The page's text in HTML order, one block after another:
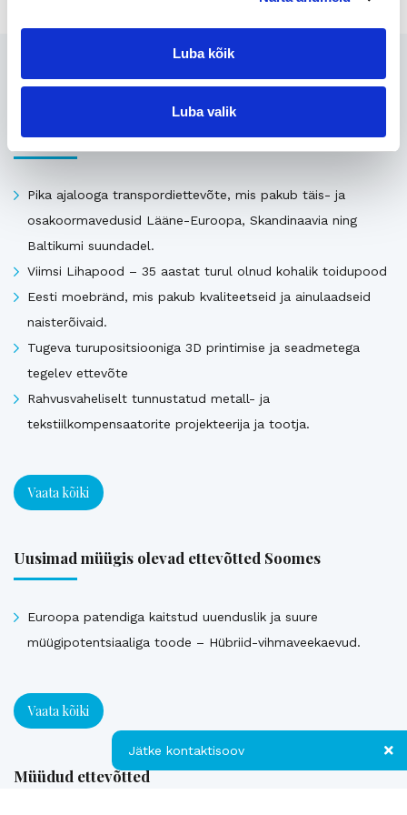
Luba kõik
Luba valik
Uusimad müügis olevad ettevõtted Eestis
Pika ajalooga transpordiettevõte, mis pakub täis- ja
osakoormavedusid Lääne-Euroopa, Skandinaavia ning
Baltikumi suundadel.
Viimsi Lihapood – 35 aastat turul olnud kohalik toidupood
Eesti moebränd, mis pakub kvaliteetseid ja ainulaadseid
naisterõivaid.
Tugeva turupositsiooniga 3D printimise ja seadmetega
tegelev ettevõte
Rahvusvaheliselt tunnustatud metall- ja
tekstiilkompensaatorite projekteerija ja tootja.
Vaata kõiki
Uusimad müügis olevad ettevõtted Soomes
Euroopa patendiga kaitstud uuenduslik ja suure
müügipotentsiaaliga toode – Hübriid-vihmaveekaevud.
Vaata kõiki
Müüdud ettevõtted
Jätke kontaktisoov